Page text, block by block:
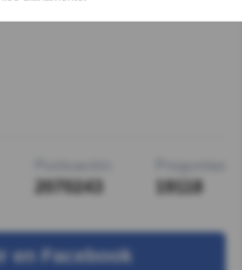
2070243 19118
en Facebook